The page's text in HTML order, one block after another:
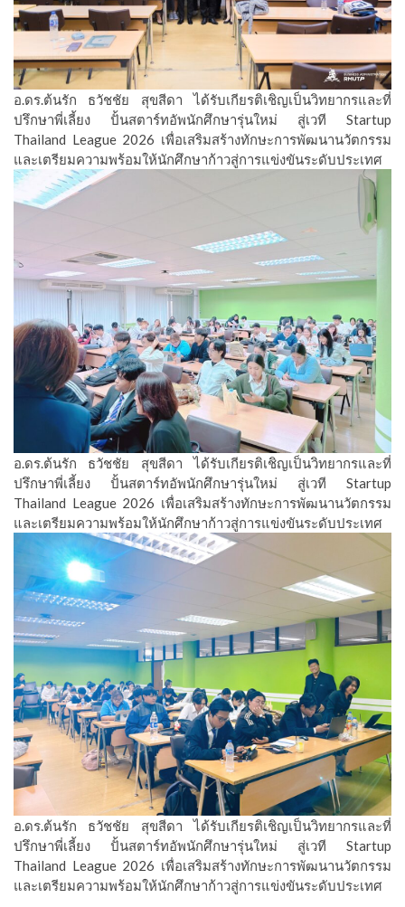
อ.ดร.ต้นรัก ธวัชชัย สุขสีดา ได้รับเกียรติเชิญเป็นวิทยากรและที่
ปรึกษาพี่เลี้ยง ปั้นสตาร์ทอัพนักศึกษารุ่นใหม่ สู่เวที Startup
Thailand League 2026 เพื่อเสริมสร้างทักษะการพัฒนานวัตกรรม
และเตรียมความพร้อมให้นักศึกษาก้าวสู่การแข่งขันระดับประเทศ
อ.ดร.ต้นรัก ธวัชชัย สุขสีดา ได้รับเกียรติเชิญเป็นวิทยากรและที่
ปรึกษาพี่เลี้ยง ปั้นสตาร์ทอัพนักศึกษารุ่นใหม่ สู่เวที Startup
Thailand League 2026 เพื่อเสริมสร้างทักษะการพัฒนานวัตกรรม
และเตรียมความพร้อมให้นักศึกษาก้าวสู่การแข่งขันระดับประเทศ
อ.ดร.ต้นรัก ธวัชชัย สุขสีดา ได้รับเกียรติเชิญเป็นวิทยากรและที่
ปรึกษาพี่เลี้ยง ปั้นสตาร์ทอัพนักศึกษารุ่นใหม่ สู่เวที Startup
Thailand League 2026 เพื่อเสริมสร้างทักษะการพัฒนานวัตกรรม
และเตรียมความพร้อมให้นักศึกษาก้าวสู่การแข่งขันระดับประเทศ